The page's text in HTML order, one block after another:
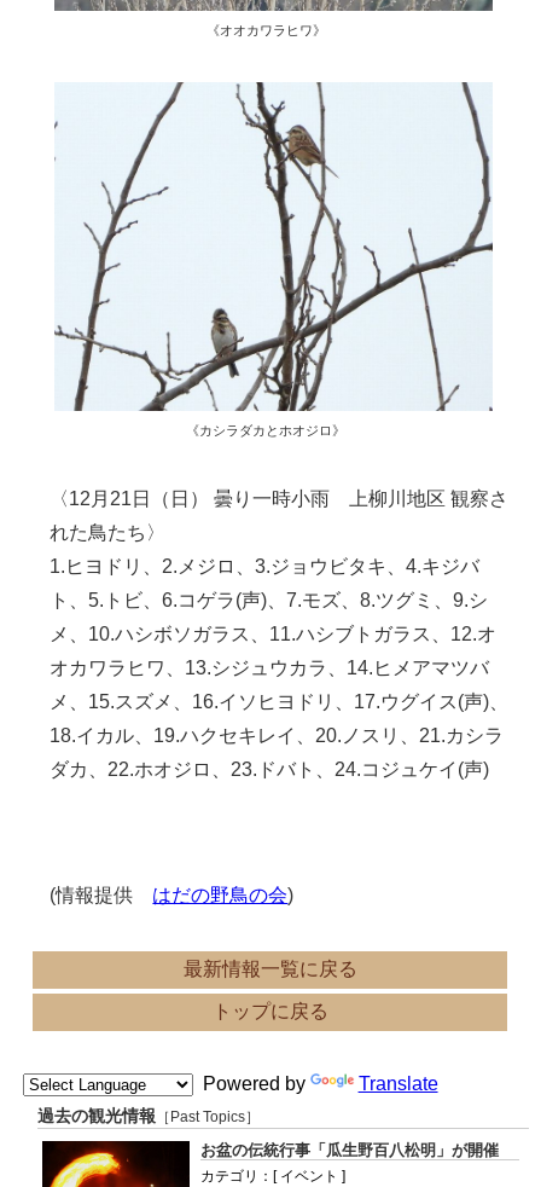
《オオカワラヒワ》
《カシラダカとホオジロ》
〈12月21日（日） 曇り一時小雨 上柳川地区 観察さ
れた鳥たち〉
1.ヒヨドリ、2.メジロ、3.ジョウビタキ、4.キジバ
ト、5.トビ、6.コゲラ(声)、7.モズ、8.ツグミ、9.シ
メ、10.ハシボソガラス、11.ハシブトガラス、12.オ
オカワラヒワ、13.シジュウカラ、14.ヒメアマツバ
メ、15.スズメ、16.イソヒヨドリ、17.ウグイス(声)、
18.イカル、19.ハクセキレイ、20.ノスリ、21.カシラ
ダカ、22.ホオジロ、23.ドバト、24.コジュケイ(声)
(情報提供 はだの野鳥の会)
最新情報一覧に戻る
トップに戻る
Powered by Translate
過去の観光情報 ［Past Topics］
お盆の伝統行事「瓜生野百八松明」が開催
カテゴリ：[ イベント ]